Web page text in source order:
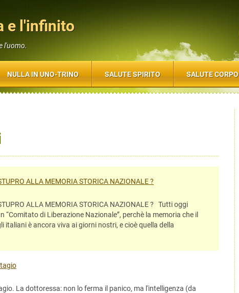
e l'infinito
l'uomo.
ALLA MEMORIA STORICA NAZIONALE ?
ALLA MEMORIA STORICA NAZIONALE ? Tutti oggi
di Liberazione Nazionale”, perchè la memoria che il
italiani è ancora viva ai giorni nostri, e cioè quella della
La dottoressa: non lo ferma il panico, ma l'intelligenza (da
NULLA IN UNO-TRINO SALUTE SPIRITO SALUTE CORPO